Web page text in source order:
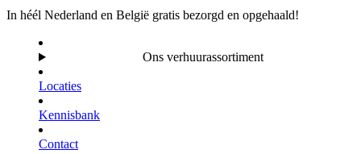
In héél Nederland en België gratis bezorgd en opgehaald!
Ons verhuurassortiment
Locaties
Kennisbank
Contact